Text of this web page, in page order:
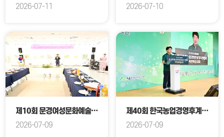
2026-07-11 2026-07-10
제10회 문경여성문화예술인연합회 회원전
2026-07-09
제40회 한국농업경영후계자 문경시연합회 가족 한마음대회
2026-07-09